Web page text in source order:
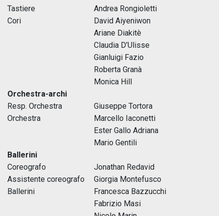
Tastiere
Andrea Rongioletti
Cori
David Aiyeniwon
Ariane Diakitè
Claudia D’Ulisse
Gianluigi Fazio
Roberta Granà
Monica Hill
Orchestra-archi
Resp. Orchestra
Giuseppe Tortora
Orchestra
Marcello Iaconetti
Ester Gallo Adriana
Mario Gentili
Ballerini
Coreografo
Jonathan Redavid
Assistente coreografo
Giorgia Montefusco
Ballerini
Francesca Bazzucchi
Fabrizio Masi